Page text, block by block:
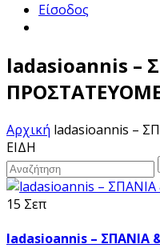
Είσοδος
ladasioannis –
Αρχική ladasioannis –
ΕΙΔΗ
15 Σεπ
ladasioannis – ΣΠΑΝΙΑ